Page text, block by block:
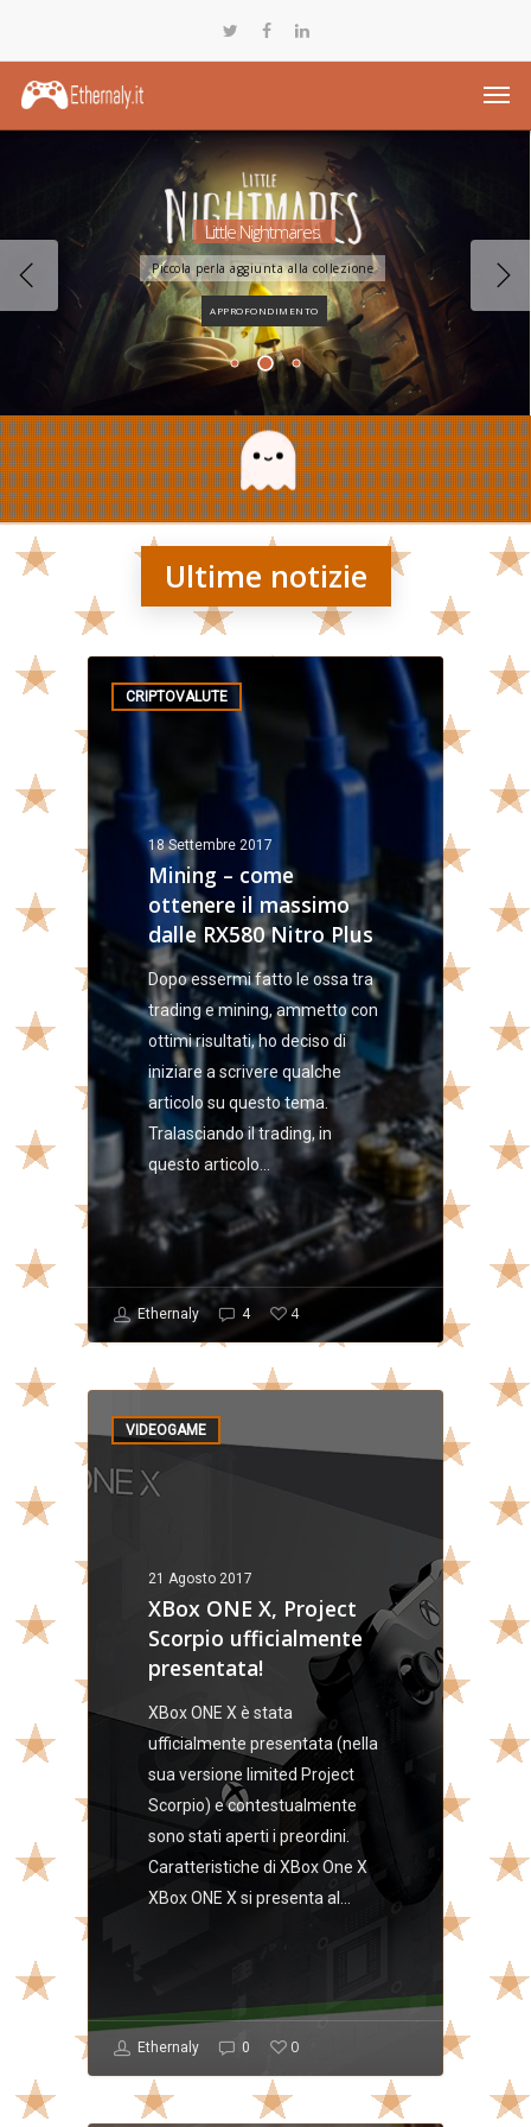
Little Nightmares
Piccola perla aggiunta alla collezione
APPROFONDIMENTO
Ultime notizie
CRIPTOVALUTE
18 Settembre 2017
Mining – come
ottenere il massimo
dalle RX580 Nitro Plus
Dopo essermi fatto le ossa tra
trading e mining, ammetto con
ottimi risultati, ho deciso di
iniziare a scrivere qualche
articolo su questo tema.
Tralasciando il trading, in
questo articolo...
Ethernaly 4 4
VIDEOGAME
21 Agosto 2017
XBox ONE X, Project
Scorpio ufficialmente
presentata!
XBox ONE X è stata
ufficialmente presentata (nella
sua versione limited Project
Scorpio) e contestualmente
sono stati aperti i preordini.
Caratteristiche di XBox One X
XBox ONE X si presenta al…
Ethernaly 0 0